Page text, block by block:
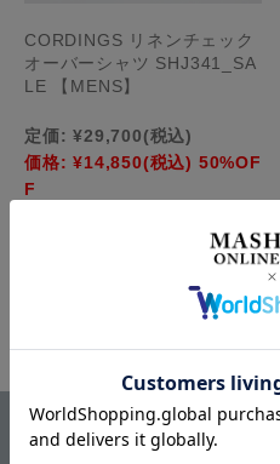
CORDINGS リネンチェック
オーバーシャツ SHJ341_SA
LE 【MENS】
定価: ¥29,700(税込)
価格: ¥14,850(税込) 50%OF
F
6件中1件〜6件を表示
BRAND LIST